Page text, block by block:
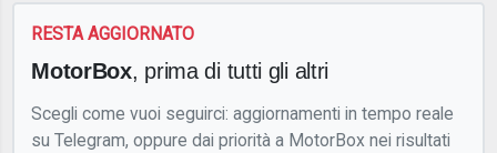
RESTA AGGIORNATO
MotorBox, prima di tutti gli altri
Scegli come vuoi seguirci: aggiornamenti in tempo reale
su Telegram, oppure dai priorità a MotorBox nei risultati